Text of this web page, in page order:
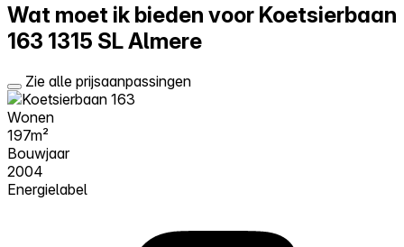
Reviews
Prijzen
Probeer Walter gratis
Wat moet ik bieden voor Koetsierbaan
163 1315 SL Almere
Zie alle prijsaanpassingen
Wonen
197m²
Bouwjaar
2004
Energielabel